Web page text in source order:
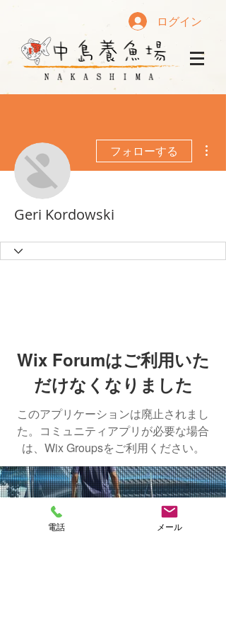
ログイン
フォローする
Geri Kordowski
Wix Forumはご利用いた
だけなくなりました
このアプリケーションは廃止されまし
た。コミュニティアプリが必要な場合
は、Wix Groupsをご利用ください。
NAKASHIMA
電話 メール